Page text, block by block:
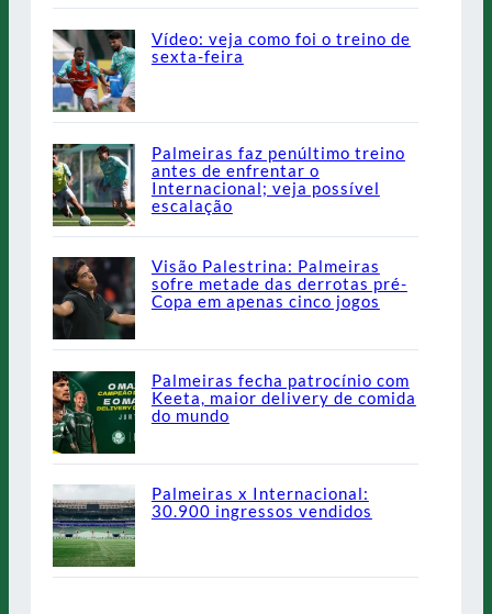
Vídeo: veja como foi o treino de
sexta-feira
Palmeiras faz penúltimo treino
antes de enfrentar o
Internacional; veja possível
escalação
Visão Palestrina: Palmeiras
sofre metade das derrotas pré-
Copa em apenas cinco jogos
Palmeiras fecha patrocínio com
Keeta, maior delivery de comida
do mundo
Palmeiras x Internacional:
30.900 ingressos vendidos